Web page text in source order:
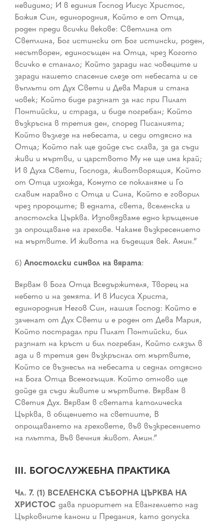
невидимо; И в единия Господ Иисус Христос,
Божия Син, единородния, Който е от Отца,
роден преди всички векове: Светлина от
Светлина, Бог истински от Бог истински, роден,
несътворен, единосъщен на Отца, чрез Когото
всичко е станало; Който заради нас човеците и
заради нашето спасение слезе от небесата и се
въплъти от Дух Свети и Дева Мария и стана
човек; Който биде разпнат за нас при Пилат
Понтийски, и страда, и биде погребан; Който
възкръсна в третия ден, според Писанията;
Който възлезе на небесата, и седи отдясно на
Отца; Който пак ще дойде със слава, за да съди
живи и мъртви, и царството Му не ще има край;
И в Духа Свети, Господа, животворящия, Който
от Отца изхожда, Комуто се покланяме и Го
славим наравно с Отца и Сина, Който е говорил
чрез пророците; В едната, света, вселенска и
апостолска Църква. Изповядваме едно кръщение
за опрощаване на грехове. Чакаме възкресението
на мъртвите. И живота на бъдещия век. Амин.”
б) Апостолски символ на вярата:
Вярвам в Бога Отца Вседържителя, Творец на
небето и на земята. И в Иисуса Христа,
единородния Негов Син, нашия Господ: Който е
заченат от Дух Свети и е роден от Дева Мария,
Който пострадал при Пилат Понтийски, бил
разпнат на кръст и бил погребан, Който слязъл в
ада и в третия ден възкръснал от мъртвите,
Който се възнесъл на небесата и седнал отдясно
на Бога Отца Всемогъщия. Който отново ще
дойде да съди живите и мъртвите. Вярвам в
Светия Дух. Вярвам в светата католическа
Църква, в общението на светиите, В
опрощаването на греховете, във възкресението
на плътта, Във вечния живот. Амин.”
III. БОГОСЛУЖЕБНА ПРАКТИКА
Чл. 7. (1) ВСЕЛЕНСКА СЪБОРНА ЦЪРКВА НА
ХРИСТОС дава приоритет на Евангелието над
Църковните канони и Предания, като допуска